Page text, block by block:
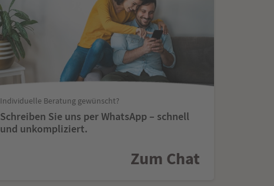
Individuelle Beratung gewünscht?
Schreiben Sie uns per WhatsApp – schnell
und unkompliziert.
Zum Chat